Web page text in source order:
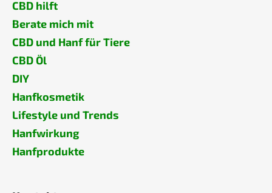
CBD hilft
Berate mich mit
CBD und Hanf für Tiere
CBD Öl
DIY
Hanfkosmetik
Lifestyle und Trends
Hanfwirkung
Hanfprodukte